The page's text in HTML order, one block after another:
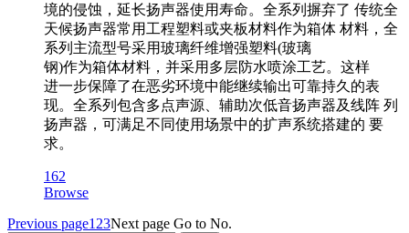
境的侵蚀，延长扬声器使用寿命。全系列摒弃了 传统全
天候扬声器常用工程塑料或夹板材料作为箱体 材料，全
系列主流型号采用玻璃纤维增强塑料(玻璃
钢)作为箱体材料，并采用多层防水喷涂工艺。这样
进一步保障了在恶劣环境中能继续输出可靠持久的表
现。全系列包含多点声源、辅助次低音扬声器及线阵 列
扬声器，可满足不同使用场景中的扩声系统搭建的 要
求。
162
Browse
Previous page1 23Next page Go to No.